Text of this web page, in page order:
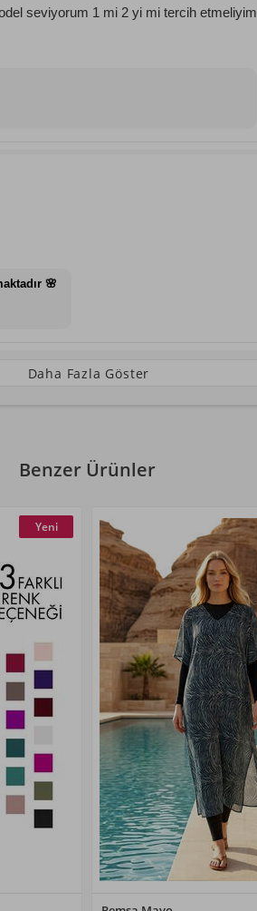
seviyorum 1 mi 2 yi mi tercih etmeliyim
🌸
Daha Fazla Göster
Benzer Ürünler
Yeni